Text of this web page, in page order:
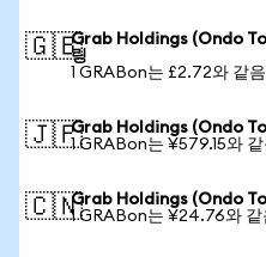
🇬🇧Grab Holdings (Ondo
링
1 GRABon는 £2.72와 같음
🇯🇵Grab Holdings (Ondo
1 GRABon는 ¥579.15와 같
🇨🇳Grab Holdings (Ondo
1 GRABon는 ¥24.76와 같